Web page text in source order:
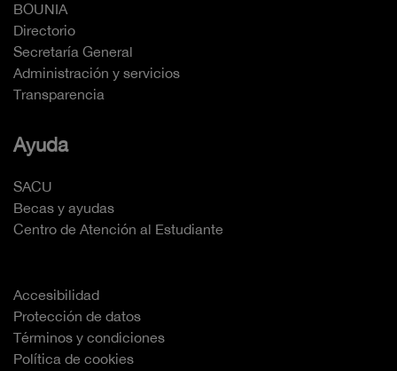
BOUNIA
Directorio
Secretaría General
Administración y servicios
Transparencia
Ayuda
SACU
Becas y ayudas
Centro de Atención al Estudiante
Accesibilidad
Protección de datos
Términos y condiciones
Política de cookies